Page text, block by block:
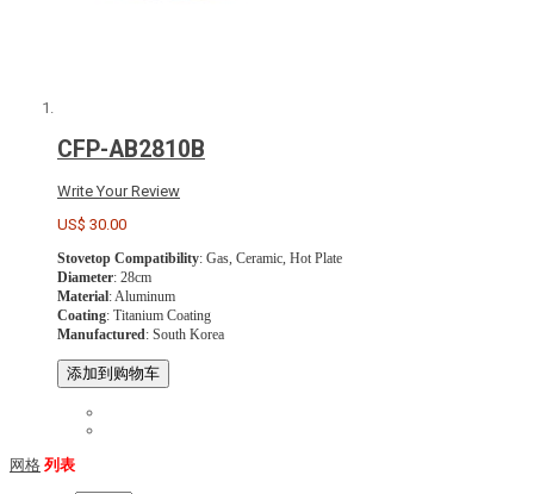
CFP-AB2810B
Write Your Review
US$ 30.00
Stovetop Compatibility: Gas, Ceramic, Hot Plate
Diameter: 28cm
Material: Aluminum
Coating: Titanium Coating
Manufactured: South Korea
添加到购物车
网格 列表